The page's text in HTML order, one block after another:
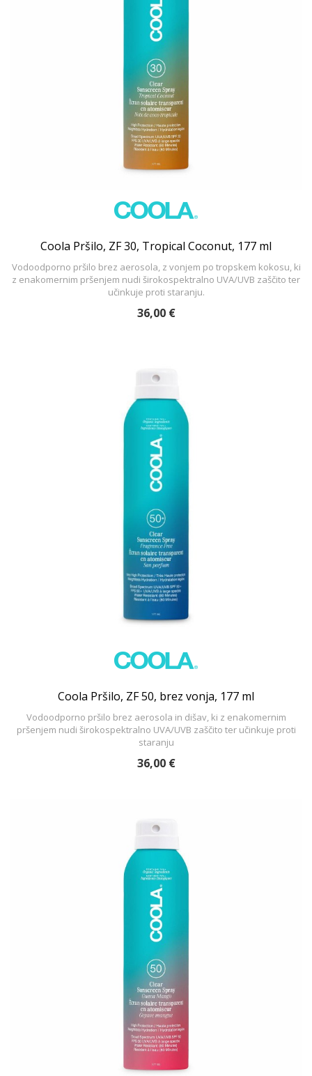
Coola Pršilo, ZF 30, Tropical Coconut, 177 ml
Vodoodporno pršilo brez aerosola, z vonjem po tropskem kokosu, ki
z enakomernim pršenjem nudi širokospektralno UVA/UVB zaščito ter
učinkuje proti staranju.
36,00 €
Coola Pršilo, ZF 50, brez vonja, 177 ml
Vodoodporno pršilo brez aerosola in dišav, ki z enakomernim
pršenjem nudi širokospektralno UVA/UVB zaščito ter učinkuje proti
staranju
36,00 €